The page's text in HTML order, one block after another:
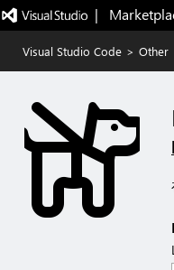
|
Visual Studio Code > Other